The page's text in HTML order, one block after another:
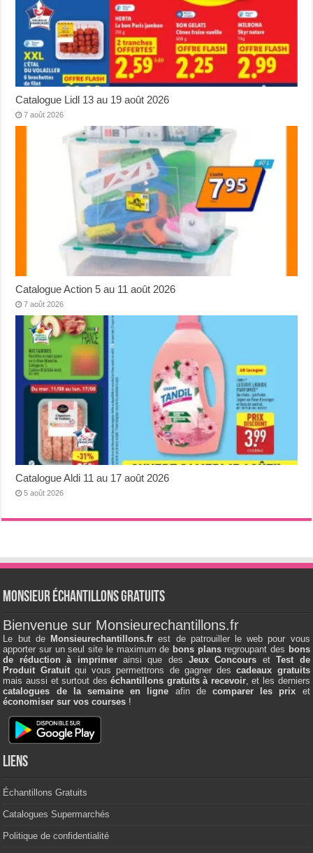
Catalogue Lidl 13 au 19 août 2026
7 août 2026
Catalogue Action 5 au 11 août 2026
7 août 2026
Catalogue Aldi 11 au 17 août 2026
5 août 2026
Monsieur échantillons Gratuits
Bienvenue sur Monsieurechantillons.fr
Le but de Monsieurechantillons.fr est de patrouiller le web pour vous
apporter sur un seul site le maximum de bons plansregroupant des bons
de réduction à imprimerainsi que desJeux Concours etTest de
Produit Gratuitqui vous permettrons de gagner descadeaux gratuits
mais aussi et surtout deséchantillons gratuits à recevoir, et les derniers
catalogues de la semaine en ligne afin de comparer les prix et
économiser sur vos courses !
Liens
Échantillons Gratuits
Catalogues Supermarchés
Politique de confidentialité